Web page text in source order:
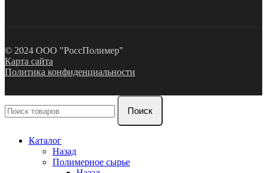
© 2024 ООО "РоссПолимер"
Карта сайта
Политика конфиденциальности
Поиск
Каталог
Назад
Полимерное сырье